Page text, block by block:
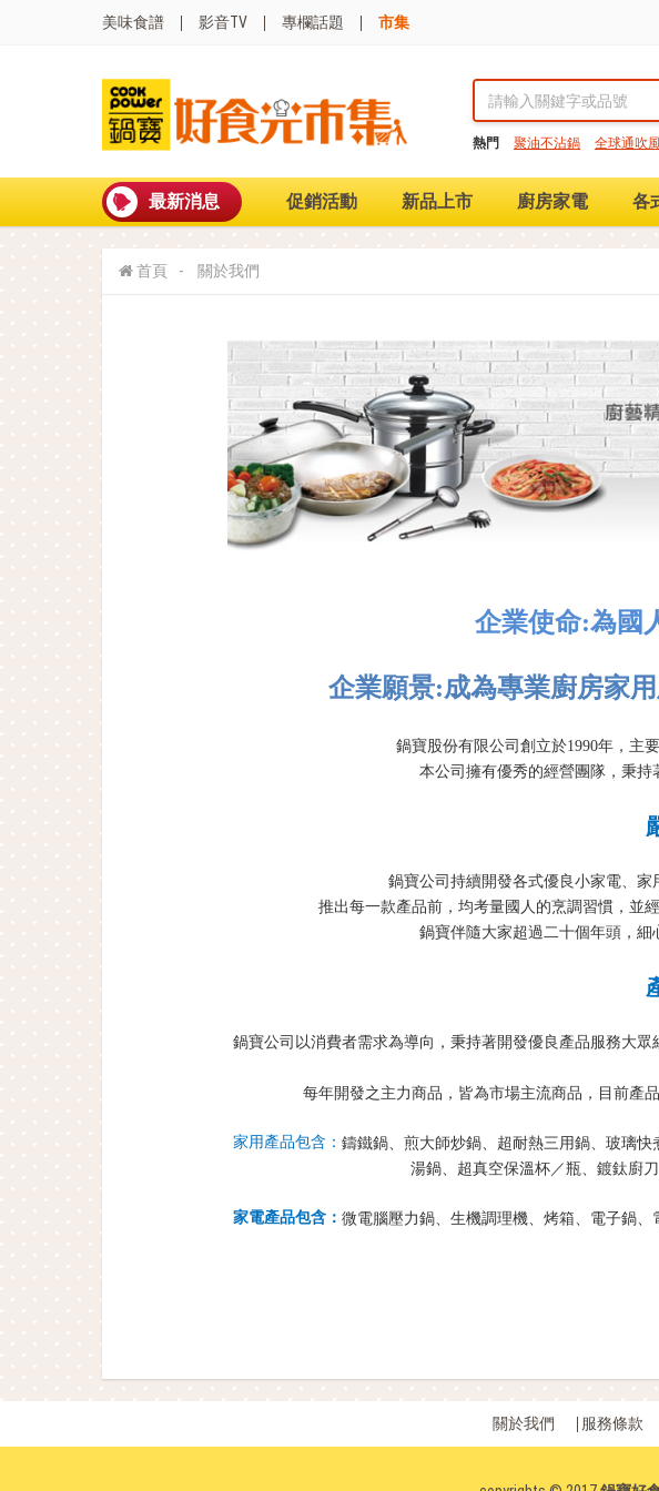
美味食譜 影音TV 專欄話題 市集
熱門 聚油不沾鍋 全球通吹
最新消息 促銷活動 新品上市 廚房家電 各
首頁 關於我們
企業使命:為國
企業願景:成為專業廚房家
鍋寶股份有限公司創立於1990年，主
本公司擁有優秀的經營團隊，秉持
鍋寶公司持續開發各式優良小家電、家
推出每一款產品前，均考量國人的烹調習慣，並
鍋寶伴隨大家超過二十個年頭，細
鍋寶公司以消費者需求為導向，秉持著開發優良產品服務大
每年開發之主力商品，皆為市場主流商品，目前產
家用產品包含： 鑄鐵鍋、煎大師炒鍋、超耐熱三用鍋、玻璃
湯鍋、超真空保溫杯／瓶、鍍鈦廚
家電產品包含： 微電腦壓力鍋、生機調理機、烤箱、電子鍋
關於我們 服務條款